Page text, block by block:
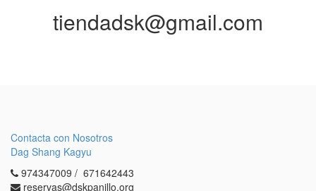
tiendadsk@gmail.com
Contacta con Nosotros
Dag Shang Kagyu
974347009 / 671642443
reservas@dskpanillo.org